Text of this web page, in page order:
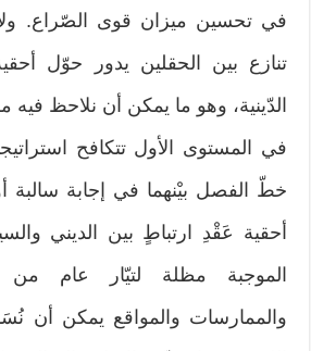
في تحسين ميزان قوى الصّراع.
تنازع بين الحقلين يدور حوّل
الدّينية، وهو ما يمكن أن نلاحظ فيه
في المستوى الأول تتكافح
خطّ الفصل بيْنهما في إجابة
أحقية عَقْدِ ارتباطٍ بين الديني
الموجبة مظلة لتيّار عام من
والممارسات والمواقع يمكن أن